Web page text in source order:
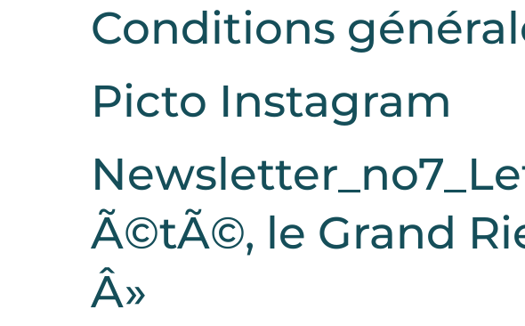
Conditions
Picto Instagram
Ã©tÃ©, le Grand
Â»